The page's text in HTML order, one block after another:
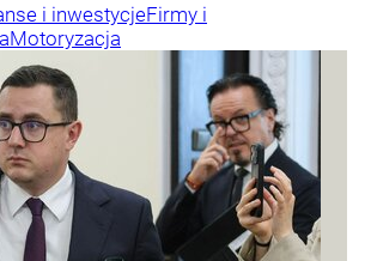
i inwestycjeFirmy i
Motoryzacja